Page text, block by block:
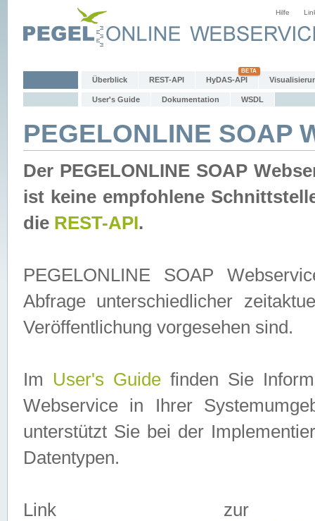
Hilfe
Überblick REST-API HyDAS-API
User's Guide Dokumentation WSDL
PEGELONLINE SOAP
Der PEGELONLINE SOAP
ist keine empfohlene
die REST-API.
PEGELONLINE SOAP
Abfrage unterschiedlicher
Veröffentlichung vorgesehen sind.
Im User's Guidefinden Sie
Webservice in Ihrer
unterstützt Sie bei der
Datentypen.
Link zur